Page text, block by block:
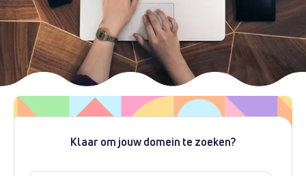
Klaar om jouw domein te zoeken?